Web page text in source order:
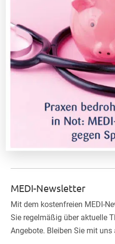
MEDI-Newsletter
Mit dem kostenfreien MEDI-
Sie regelmäßig über aktuelle
Angebote. Bleiben Sie mit